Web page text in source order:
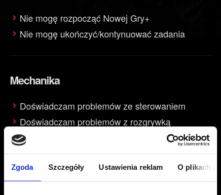
Zgoda Szczegóły Ustawienia reklam O plikach
Nie mogę rozpocząć Nowej Gry+
Nie mogę ukończyć/kontynuować zadania
Mechanika
Doświadczam problemów ze sterowaniem
Doświadczam problemów z rozgrywką
Obsługiwane urządzenia peryferyjne
Interfejs i grafika